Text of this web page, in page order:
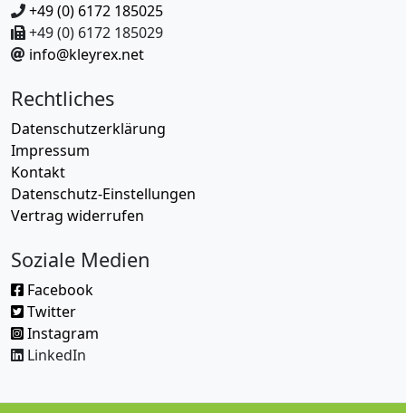
+49 (0) 6172 185025
+49 (0) 6172 185029
info@kleyrex.net
Rechtliches
Datenschutzerklärung
Impressum
Kontakt
Datenschutz-Einstellungen
Vertrag widerrufen
Soziale Medien
Facebook
Twitter
Instagram
LinkedIn